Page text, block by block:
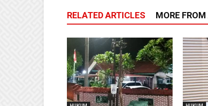
RELATED ARTICLES MORE